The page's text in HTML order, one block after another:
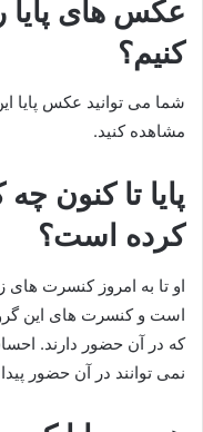
عکس های پایا
کنیم؟
شما می توانید عکس پایا
مشاهده کنید.
پایا تا کنون
کرده است؟
او تا به امروز کنسرت های
است و کنسرت های این
که در آن حضور دارند.
نمی توانند در آن حضور